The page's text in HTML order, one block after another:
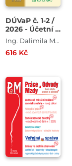
DÚVaP č. 1-2 /
2026 - Účetní a
daňové odpisy
majetku
Ing. Dalimila Mirčevská , Ing. Václav Benda , Ing. Vladimír Hruška
616 Kč